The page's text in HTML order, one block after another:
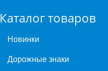
Каталог товаров
Новинки
Дорожные знаки